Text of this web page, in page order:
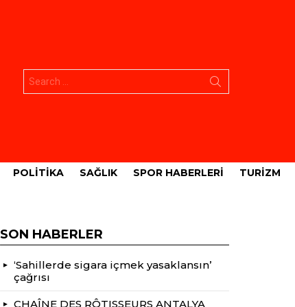
POLITIKA SAĞLIK SPOR HABERLERI TURIZM
SON HABERLER
‘Sahillerde sigara içmek yasaklansın’
çağrısı
CHAÎNE DES RÔTISSEURS ANTALYA